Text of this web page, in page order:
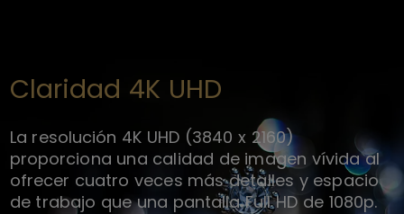
Claridad 4K UHD
La resolución 4K UHD (3840 x 2160)
proporciona una calidad de imagen vívida al
ofrecer cuatro veces más detalles y espacio
de trabajo que una pantalla Full HD de 1080p.